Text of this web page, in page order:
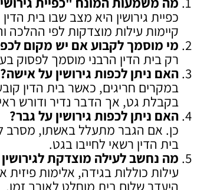
כפיית גירושין היא מצב שבו בית
קיימות עילות מוצדקות לפי ההלכה
מי מוסמך לקבוע אם יש מקום
רק בית הדין הרבני מוסמך לפסוק
האם ניתן לכפות גירושין על אישה?
במקרים חריגים, כאשר בית הדין
בקבלת גט, אך הדבר נדיר ודורש
האם ניתן לכפות גירושין על גבר?
כן. אם הגבר מתעלל באשתו, מסרב
בית הדין רשאי לחייבו בגט.
מה נחשב לעילה מוצדקת לגירושין
עילות כוללות בגידה, אלימות
היעדר שלום בית מוחלט לאורך זמן.